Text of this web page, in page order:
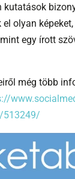
kutatások
olyan
egy írott
még több
513249/